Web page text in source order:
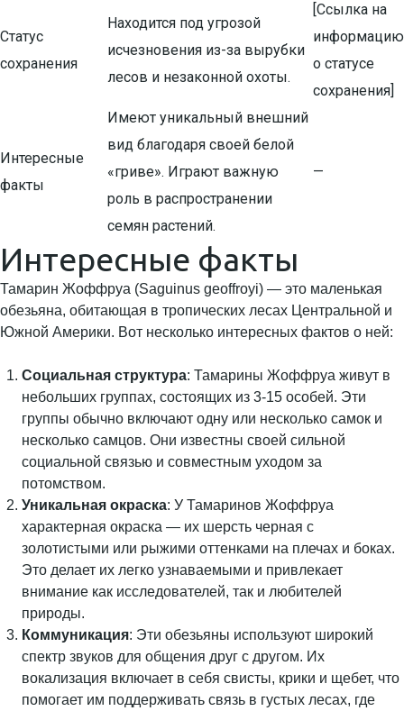
Статус
сохранения
Находится под угрозой
исчезновения из-за вырубки
лесов и незаконной охоты.
[Ссылка на
информацию
о статусе
сохранения]
Интересные
факты
Имеют уникальный внешний
вид благодаря своей белой
«гриве». Играют важную
роль в распространении
семян растений.
—
Интересные факты
Тамарин Жоффруа (Saguinus geoffroyi) — это маленькая
обезьяна, обитающая в тропических лесах Центральной и
Южной Америки. Вот несколько интересных фактов о ней:
Социальная структура: Тамарины Жоффруа живут в
небольших группах, состоящих из 3-15 особей. Эти
группы обычно включают одну или несколько самок и
несколько самцов. Они известны своей сильной
социальной связью и совместным уходом за
потомством.
Уникальная окраска: У Тамаринов Жоффруа
характерная окраска — их шерсть черная с
золотистыми или рыжими оттенками на плечах и боках.
Это делает их легко узнаваемыми и привлекает
внимание как исследователей, так и любителей
природы.
Коммуникация: Эти обезьяны используют широкий
спектр звуков для общения друг с другом. Их
вокализация включает в себя свисты, крики и щебет, что
помогает им поддерживать связь в густых лесах, где